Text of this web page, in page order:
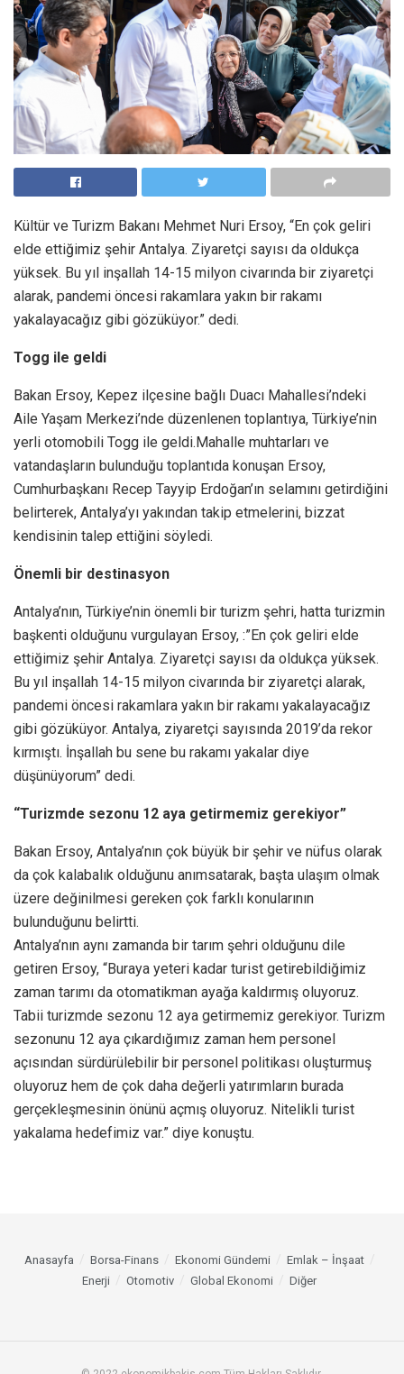
Kültür ve Turizm Bakanı Mehmet Nuri Ersoy, “En çok geliri
elde ettiğimiz şehir Antalya. Ziyaretçi sayısı da oldukça
yüksek. Bu yıl inşallah 14-15 milyon civarında bir ziyaretçi
alarak, pandemi öncesi rakamlara yakın bir rakamı
yakalayacağız gibi gözüküyor.” dedi.
Togg ile geldi
Bakan Ersoy, Kepez ilçesine bağlı Duacı Mahallesi’ndeki
Aile Yaşam Merkezi’nde düzenlenen toplantıya, Türkiye’nin
yerli otomobili Togg ile geldi.Mahalle muhtarları ve
vatandaşların bulunduğu toplantıda konuşan Ersoy,
Cumhurbaşkanı Recep Tayyip Erdoğan’ın selamını getirdiğini
belirterek, Antalya’yı yakından takip etmelerini, bizzat
kendisinin talep ettiğini söyledi.
Önemli bir destinasyon
Antalya’nın, Türkiye’nin önemli bir turizm şehri, hatta turizmin
başkenti olduğunu vurgulayan Ersoy, :”En çok geliri elde
ettiğimiz şehir Antalya. Ziyaretçi sayısı da oldukça yüksek.
Bu yıl inşallah 14-15 milyon civarında bir ziyaretçi alarak,
pandemi öncesi rakamlara yakın bir rakamı yakalayacağız
gibi gözüküyor. Antalya, ziyaretçi sayısında 2019’da rekor
kırmıştı. İnşallah bu sene bu rakamı yakalar diye
düşünüyorum” dedi.
“Turizmde sezonu 12 aya getirmemiz gerekiyor”
Bakan Ersoy, Antalya’nın çok büyük bir şehir ve nüfus olarak
da çok kalabalık olduğunu anımsatarak, başta ulaşım olmak
üzere değinilmesi gereken çok farklı konularının
bulunduğunu belirtti.
Antalya’nın aynı zamanda bir tarım şehri olduğunu dile
getiren Ersoy, “Buraya yeteri kadar turist getirebildiğimiz
zaman tarımı da otomatikman ayağa kaldırmış oluyoruz.
Tabii turizmde sezonu 12 aya getirmemiz gerekiyor. Turizm
sezonunu 12 aya çıkardığımız zaman hem personel
açısından sürdürülebilir bir personel politikası oluşturmuş
oluyoruz hem de çok daha değerli yatırımların burada
gerçekleşmesinin önünü açmış oluyoruz. Nitelikli turist
yakalama hedefimiz var.” diye konuştu.
Anasayfa Borsa-Finans Ekonomi Gündemi
Emlak – İnşaat
Enerji
Otomotiv Global Ekonomi Diğer